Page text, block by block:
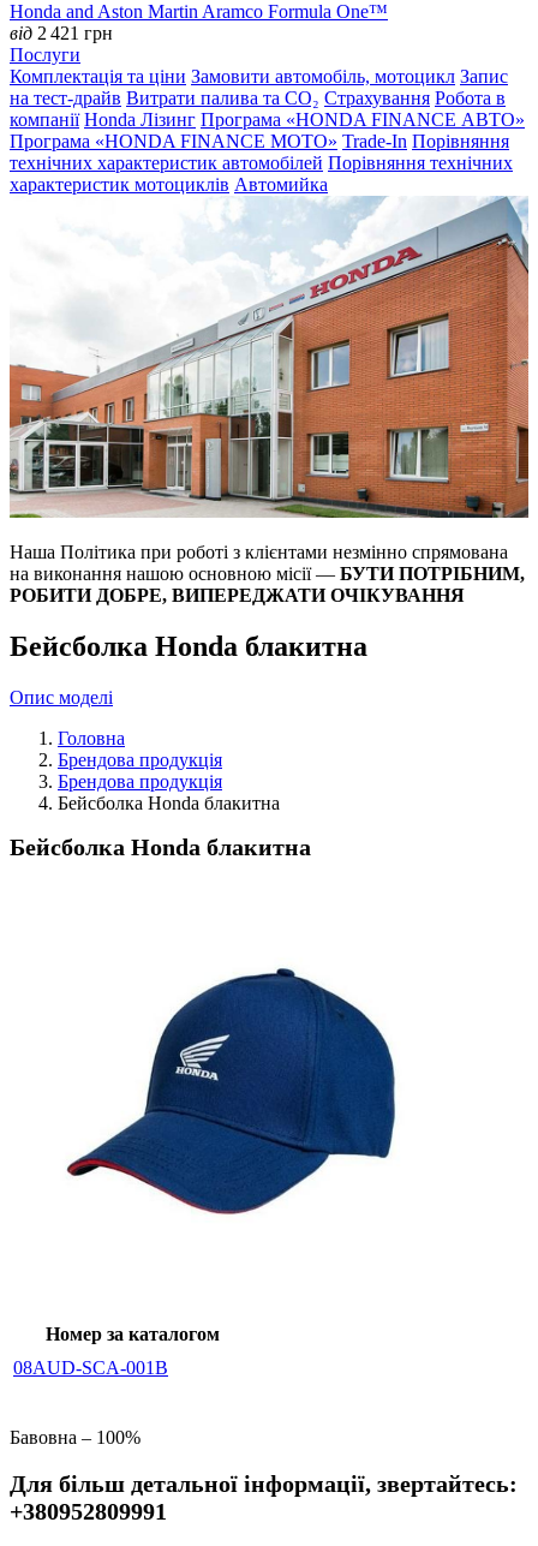
Honda and Aston Martin Aramco Formula One™
від 2 421 грн
Послуги
Комплектація та ціни Замовити автомобіль, мотоцикл Запис
на тест-драйв Витрати палива та CO₂ Страхування Робота в
компанії Honda Лізинг Програма «HONDA FINANCE АВТО»
Програма «HONDA FINANCE MOTO» Trade-In Порівняння
технічних характеристик автомобілей Порівняння технічних
характеристик мотоциклів Автомийка
Наша Політика при роботі з клієнтами незмінно спрямована
на виконання нашою основною місії — БУТИ ПОТРІБНИМ,
РОБИТИ ДОБРЕ, ВИПЕРЕДЖАТИ ОЧІКУВАННЯ
Бейсболка Honda блакитна
Опис моделі
Головна
Брендова продукція
Брендова продукція
Бейсболка Honda блакитна
Бейсболка Honda блакитна
Номер за каталогом
08AUD-SCA-001B
Бавовна – 100%
Для більш детальної інформації, звертайтесь:
+380952809991